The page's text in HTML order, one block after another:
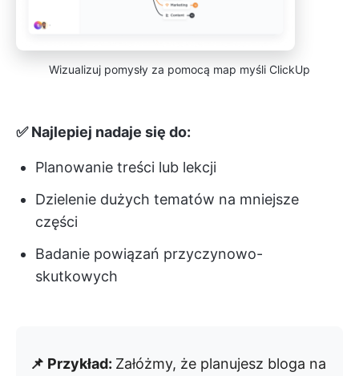
Wizualizuj pomysły za pomocą map myśli ClickUp
✅ Najlepiej nadaje się do:
Planowanie treści lub lekcji
Dzielenie dużych tematów na mniejsze
części
Badanie powiązań przyczynowo-
skutkowych
📌 Przykład: Załóżmy, że planujesz bloga na